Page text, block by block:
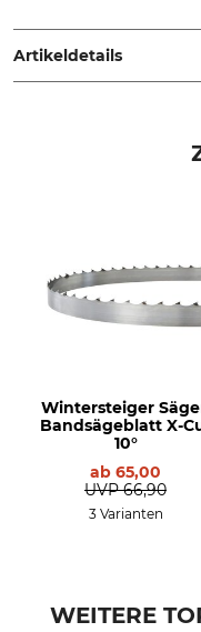
www.grube.de
Artikeldetails
Wintersteiger
Bandsägeblatt X-
10°
ab 65,00
UVP 66,90
3 Varianten
WEITERE